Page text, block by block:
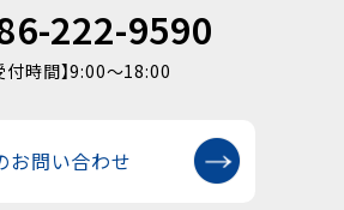
222-9590
付時間】9:00〜18:00
お問い合わせ